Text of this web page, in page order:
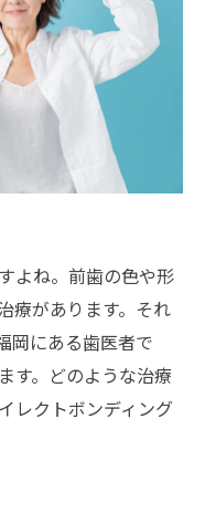
よね。前歯の色や形
療があります。それ
岡にある歯医者で
す。どのような治療
レクトボンディング